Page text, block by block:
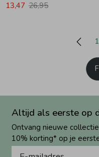
13,47 26,95
1
Altijd als eerste op
Ontvang nieuwe
10% korting* op je